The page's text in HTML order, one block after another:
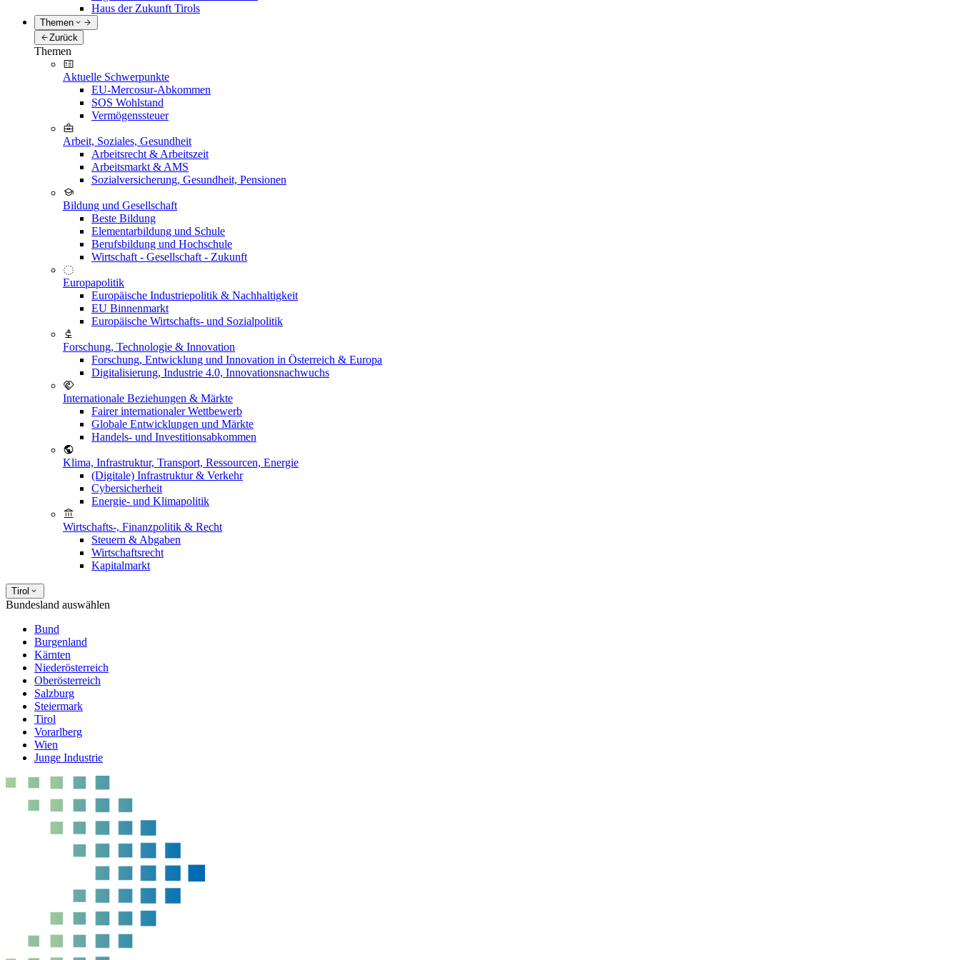
Haus der Zukunft Tirols
Themen
Zurück
Themen
Aktuelle Schwerpunkte
EU-Mercosur-Abkommen
SOS Wohlstand
Vermögenssteuer
Arbeit, Soziales, Gesundheit
Arbeitsrecht & Arbeitszeit
Arbeitsmarkt & AMS
Sozialversicherung, Gesundheit, Pensionen
Bildung und Gesellschaft
Beste Bildung
Elementarbildung und Schule
Berufsbildung und Hochschule
Wirtschaft - Gesellschaft - Zukunft
Europapolitik
Europäische Industriepolitik & Nachhaltigkeit
EU Binnenmarkt
Europäische Wirtschafts- und Sozialpolitik
Forschung, Technologie & Innovation
Forschung, Entwicklung und Innovation in Österreich & Europa
Digitalisierung, Industrie 4.0, Innovationsnachwuchs
Internationale Beziehungen & Märkte
Fairer internationaler Wettbewerb
Globale Entwicklungen und Märkte
Handels- und Investitionsabkommen
Klima, Infrastruktur, Transport, Ressourcen, Energie
(Digitale) Infrastruktur & Verkehr
Cybersicherheit
Energie- und Klimapolitik
Wirtschafts-, Finanzpolitik & Recht
Steuern & Abgaben
Wirtschaftsrecht
Kapitalmarkt
Tirol
Bundesland auswählen
Bund
Burgenland
Kärnten
Niederösterreich
Oberösterreich
Salzburg
Steiermark
Tirol
Vorarlberg
Wien
Junge Industrie